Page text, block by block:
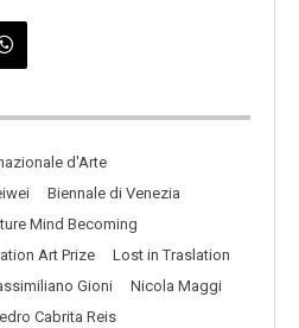
d'Arte
Biennale di Venezia
Mind Becoming
Art Prize
Lost in Traslation
Gioni
Nicola Maggi
Cabrita Reis